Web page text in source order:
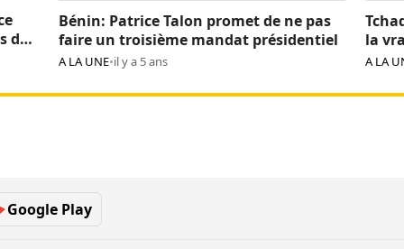
de
Bénin: Patrice Talon promet de ne pas
faire un troisième mandat présidentiel
A LA UNE•il y a 5 ans
la
Itno
A LA
Google Play